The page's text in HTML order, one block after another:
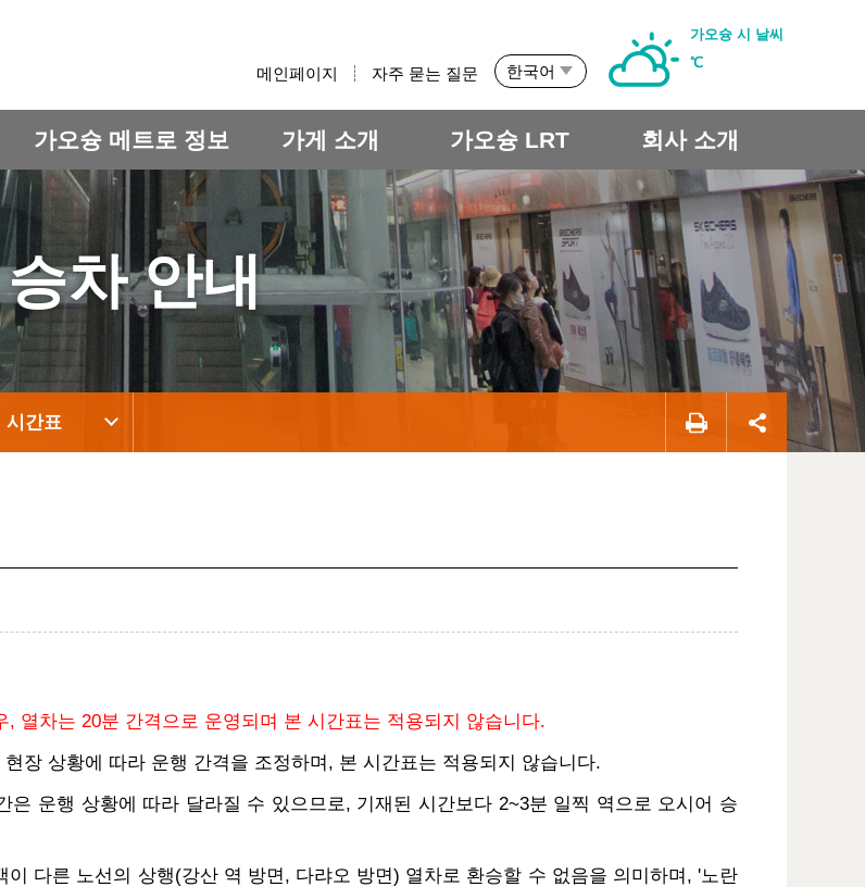
메인페이지 자주 묻는 질문 한국어
가오슝 시 날씨
℃
가오슝 메트로 정보 가게 소개 가오슝 LRT 회사 소개
승차 안내
시간표
열차는 20분 간격으로 운영되며 본 시간표는 적용되지 않습니다.
장 상황에 따라 운행 간격을 조정하며, 본 시간표는 적용되지 않습니다.
운행 상황에 따라 달라질 수 있으므로, 기재된 시간보다 2~3분 일찍 역으로 오시어 승
다른 노선의 상행(강산 역 방면, 다랴오 방면) 열차로 환승할 수 없음을 의미하며, '노란